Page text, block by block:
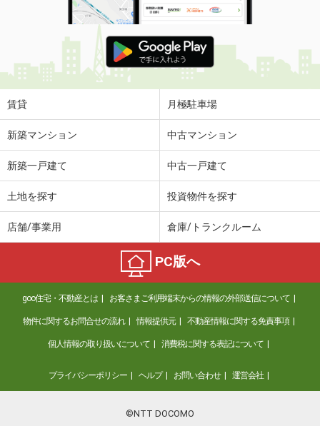
島根県松江市浜佐田町
価 格
6.90万円
住 所
島根県松江市浜佐田町
専有面積
島根県安来市安来町
5.05万円
島根県出雲市平田町
4.40万円
住 所
島根県出雲市平田町
専有面積 40.57m²
間取り
2DK
島根県松江市浜佐田町
価 格
6.90万円
住 所
島根県松江市浜佐田町
51.69m²
賃貸 月極駐車場
新築マンション 中古マンション
新築一戸建て 中古一戸建て
土地を探す 投資物件を探す
店舗/事業用 倉庫/トランクルーム
PC版へ
goo住宅・不動産とは お客さまご利用端末からの情報の外部送信について
物件に関するお問合せの流れ 情報提供元 不動産情報に関する免責事項
個人情報の取り扱いについて 消費税に関する表記について
プライバシーポリシー ヘルプ お問い合わせ 運営会社
©NTT DOCOMO